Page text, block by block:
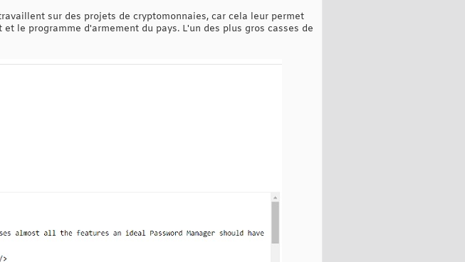
sur des projets de cryptomonnaies, car cela leur permet
le programme d'armement du pays. L'un des plus gros casses de